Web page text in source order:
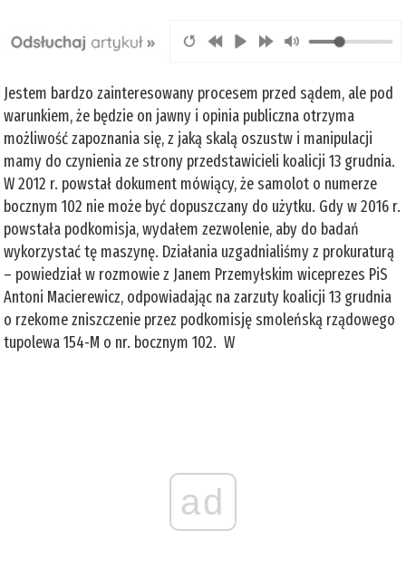
Jestem bardzo zainteresowany procesem przed sądem, ale pod
warunkiem, że będzie on jawny i opinia publiczna otrzyma
możliwość zapoznania się, z jaką skalą oszustw i manipulacji
mamy do czynienia ze strony przedstawicieli koalicji 13 grudnia.
W 2012 r. powstał dokument mówiący, że samolot o numerze
bocznym 102 nie może być dopuszczany do użytku. Gdy w 2016 r.
powstała podkomisja, wydałem zezwolenie, aby do badań
wykorzystać tę maszynę. Działania uzgadnialiśmy z prokuraturą
– powiedział w rozmowie z Janem Przemyłskim wiceprezes PiS
Antoni Macierewicz, odpowiadając na zarzuty koalicji 13 grudnia
o rzekome zniszczenie przez podkomisję smoleńską rządowego
tupolewa 154-M o nr. bocznym 102. W
ad